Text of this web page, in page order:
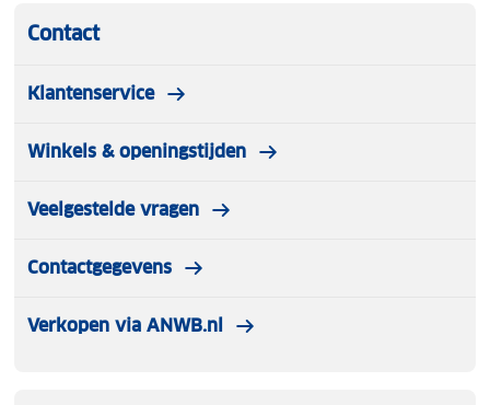
Contact
Klantenservice
Winkels & openingstijden
Veelgestelde vragen
Contactgegevens
Verkopen via ANWB.nl